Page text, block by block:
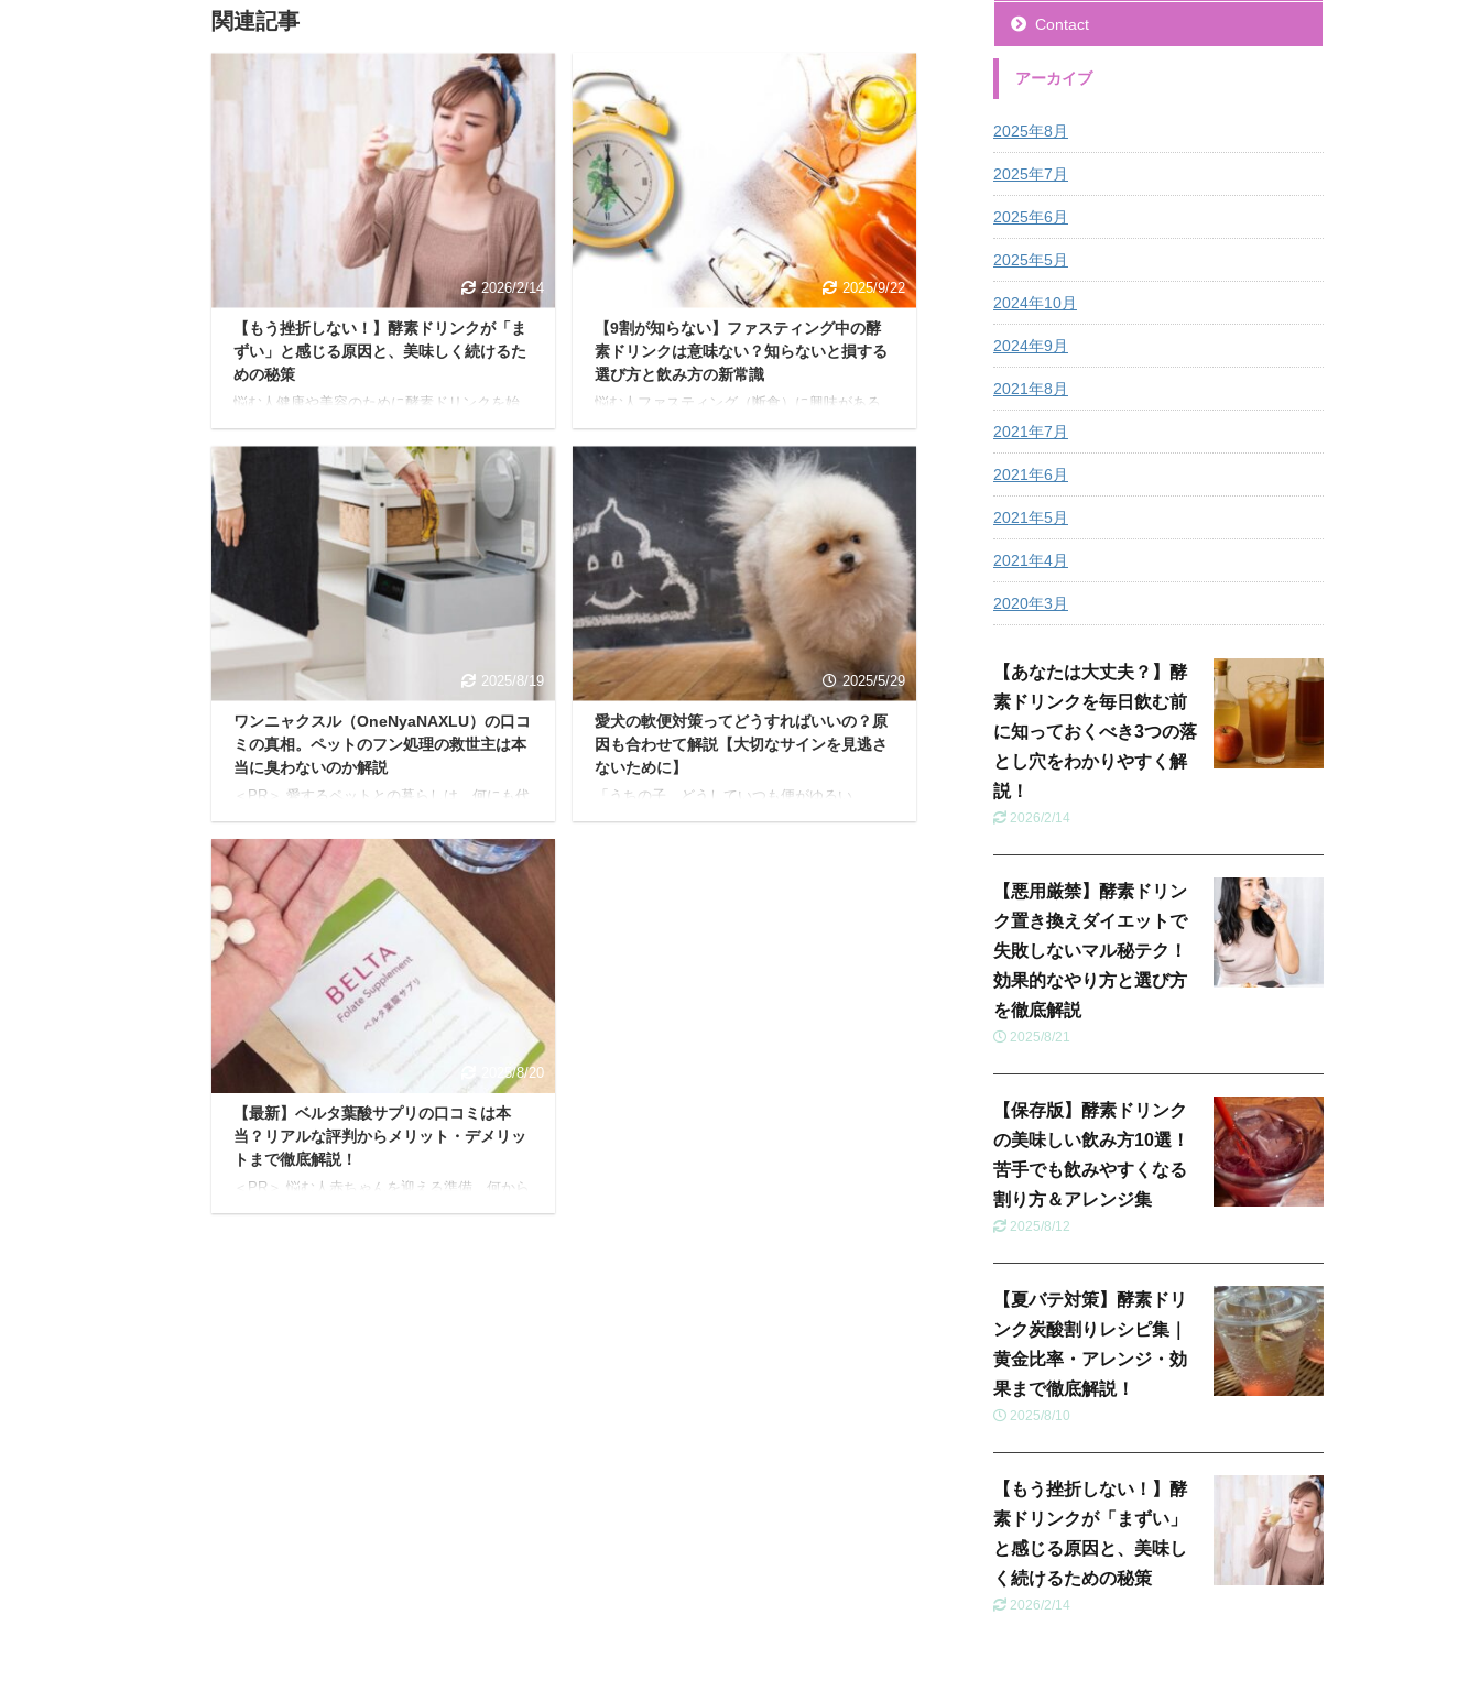
関連記事
2026/2/14
【もう挫折しない！】酵素ドリンクが「ま
ずい」と感じる原因と、美味しく続けるた
めの秘策
悩む人健康や美容のために酵素ドリンクを始
感じている方は、きっと少なくないでしょ
う。 独特の風味、青臭さ、とろみのある喉ご
し…。 期待していた味と違ってがっかりし、
せっかく買ったのに棚の奥にしまい込んでし
まう。そんな経験、ありませんか？ 本記事で
は、そんな酵素ドリンクの味に悩むあなたの
ために、味が苦手な科学的な理由から、今日
から試せる具体的なアレンジ方法までを徹底
解説します。 読了すれば、もう酵素ドリンク
を「まずい」と諦める必要はありません。 酵
素ドリンクが「まずい ...
2025/9/22
【9割が知らない】ファスティング中の酵
素ドリンクは意味ない？知らないと損する
選び方と飲み方の新常識
悩む人ファスティング（断食）に興味がある
意味ないって聞くけど、実際どうなんだろ
う？ 今回はこのような疑問に答えていきま
す。 本記事では、酵素ドリンクに関する疑問
を解消し、ファスティングで酵素ドリンクを
上手に活用する方法をご紹介します。 わかり
やすく解説していくので、安心して読み進め
ていただけると嬉しいです。 「ファスティン
グ中に酵素ドリンクは意味ない」と言われる
理由と科学的な見解 まず「酵素ドリンクは意
味ない」と言われる背景から見ていきましょ
う。 これには、酵素に対 ...
2025/8/19
ワンニャクスル（OneNyaNAXLU）の口コ
ミの真相。ペットのフン処理の救世主は本
当に臭わないのか解説
＜PR＞ 愛するペットとの暮らしは、何にも代
活の中で下記のような悩みを抱える時はあり
ませんか？ 「散歩から帰ると、あのフンのニ
オイが気になる…」 「夏場の生ごみの悪臭、
どうにかしたい！」 「マンション暮らしだか
ら、フンをトイレに流すのも不安だし、詰ま
らせたらどうしよう…」 従来のペットのフン
処理は、拾ってトイレに流すと「詰まるか
も…」「面倒…」 拾って袋に入れてゴミ箱に
入れると「ニオイがきつい」「面倒」「ゴミ
が重い」といった悩みがつきものでした。 も
し、あなたがこ ...
2025/5/29
愛犬の軟便対策ってどうすればいいの？原
因も合わせて解説【大切なサインを見逃さ
ないために】
「うちの子、どうしていつも便がゆるい
2025/8/20
【最新】ベルタ葉酸サプリの口コミは本
当？リアルな評判からメリット・デメリッ
トまで徹底解説！
＜PR＞ 悩む人赤ちゃんを迎える準備、何から
Contact
アーカイブ
2025年8月
2025年7月
2025年6月
2025年5月
2024年10月
2024年9月
2021年8月
2021年7月
2021年6月
2021年5月
2021年4月
2020年3月
【あなたは大丈夫？】酵
素ドリンクを毎日飲む前
に知っておくべき3つの落
とし穴をわかりやすく解
説！
2026/2/14
【悪用厳禁】酵素ドリン
ク置き換えダイエットで
失敗しないマル秘テク！
効果的なやり方と選び方
を徹底解説
2025/8/21
【保存版】酵素ドリンク
の美味しい飲み方10選！
苦手でも飲みやすくなる
割り方＆アレンジ集
2025/8/12
【夏バテ対策】酵素ドリ
ンク炭酸割りレシピ集｜
黄金比率・アレンジ・効
果まで徹底解説！
2025/8/10
【もう挫折しない！】酵
素ドリンクが「まずい」
と感じる原因と、美味し
く続けるための秘策
2026/2/14